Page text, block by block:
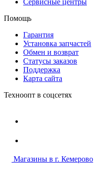
Помощь
Гарантия
Установка запчастей
Обмен и возврат
Статусы заказов
Поддержка
Карта сайта
Техноопт в соцсетях
Магазины в г. Кемерово